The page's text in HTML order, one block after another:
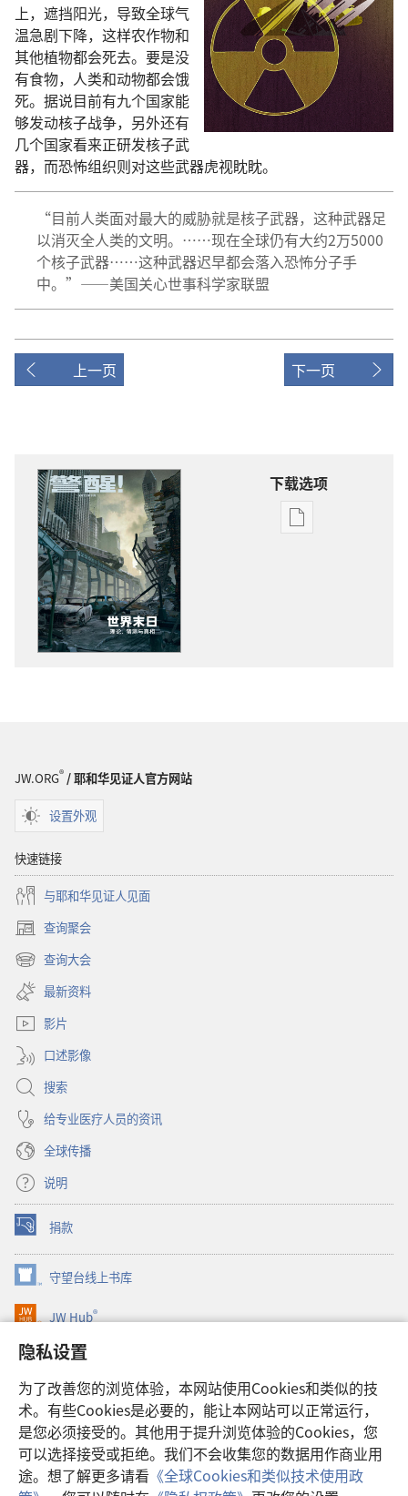
隐私设置
为了改善您的浏览体验，本网站使用Cookies和类似的技
术。有些Cookies是必要的，能让本网站可以正常运行，
是您必须接受的。其他用于提升浏览体验的Cookies，您
可以选择接受或拒绝。我们不会收集您的数据用作商业用
途。想了解更多请看 《全球Cookies和类似技术使用政
上，遮挡阳光，导致全球气
温急剧下降，这样农作物和
其他植物都会死去。要是没
有食物，人类和动物都会饿
死。据说目前有九个国家能
够发动核子战争，另外还有
几个国家看来正研发核子武
器，而恐怖组织则对这些武器虎视眈眈。
“目前人类面对最大的威胁就是核子武器，这种武器足
以消灭全人类的文明。……现在全球仍有大约2万5000
个核子武器……这种武器迟早都会落入恐怖分子手
中。”——美国关心世事科学家联盟
上一页 下一页
下载选项
电
理
JW.ORG® / 耶和华见证人官方网站
设置外观
快速链接
与耶和华见证人见面
查询聚会
（打
开
新
窗
口）
查询大会
（打
开
新
窗
口）
最新资料
影片
口述影像
搜索
给专业医疗人员的资讯
全球传播
说明
捐款
（打
开
新
窗
口）
守望台线上书库
（打
开
新
口）
JW Hub®
（打
开
新
窗
口）
JW Library®
Watchtower Library
Copyright© 2026 Watch Tower Bible and Tract Society of Pennsylvania.